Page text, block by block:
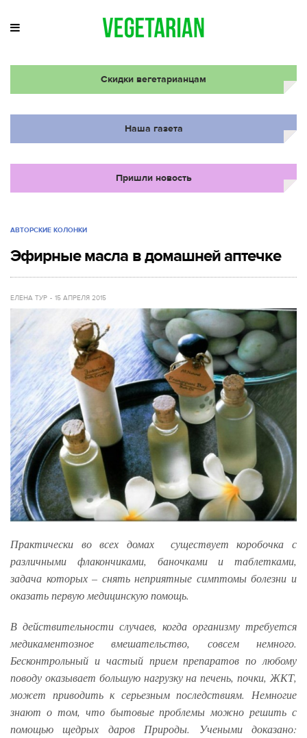
Скидки вегетарианцам
Наша газета
Пришли новость
АВТОРСКИЕ КОЛОНКИ
Эфирные масла в домашней аптечке
ЕЛЕНА ТУР 15 АПРЕЛЯ 2015
Практически во всех домах существует коробочка с
различными флакончиками, баночками и таблетками,
задача которых – снять неприятные симптомы болезни и
оказать первую медицинскую помощь.
В действительности случаев, когда организму требуется
медикаментозное вмешательство, совсем немного.
Бесконтрольный и частый прием препаратов по любому
поводу оказывает большую нагрузку на печень, почки, ЖКТ,
может приводить к серьезным последствиям. Немногие
знают о том, что бытовые проблемы можно решить с
помощью щедрых даров Природы. Учеными доказано: